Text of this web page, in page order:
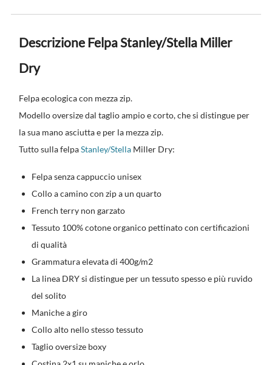
Descrizione Felpa Stanley/Stella Miller
Dry
Felpa ecologica con mezza zip.
Modello oversize dal taglio ampio e corto, che si distingue per
la sua mano asciutta e per la mezza zip.
Tutto sulla felpaStanley/Stella Miller Dry:
Felpa senza cappuccio unisex
Collo a camino con zip a un quarto
French terry non garzato
Tessuto 100% cotone organico pettinato con certificazioni
di qualità
Grammatura elevata di 400g/m2
La linea DRY si distingue per un tessuto spesso e più ruvido
del solito
Maniche a giro
Collo alto nello stesso tessuto
Taglio oversize boxy